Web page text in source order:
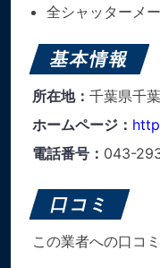
全シャッターメ
基本情報
所在地： 千葉県千
ホームページ：
電話番号： 043-
口コミ
この業者への口コ